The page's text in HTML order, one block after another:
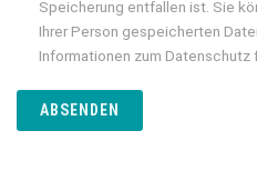
Speicherung entfallen ist. Sie
Ihrer Person gespeicherten
Informationen zum Datenschutz
ABSENDEN